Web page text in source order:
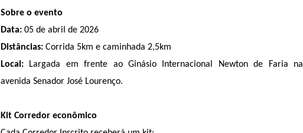
Sobre o evento
Data: 05 de abril de 2026
Distâncias: Corrida 5km e caminhada 2,5km
Local:
Largada em frente ao Ginásio Internacional Newton de Faria na
avenida Senador José Lourenço.
Kit Corredor econômico